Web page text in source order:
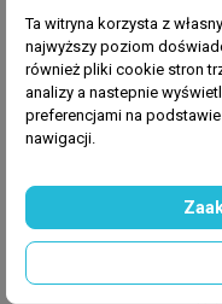
może wystąpić film.
wody. Może być
cyrkulację wody.
Rekomendowane
Akwarium 35 litrów 6
Akwarium 57 litrów
Akwarium 157 litrów
Zalety:
• bardzo szybko
Ta witryna korzysta z
najwyższy poziom
również pliki cookie stron
analizy a nastepnie
preferencjami na
nawigacji.